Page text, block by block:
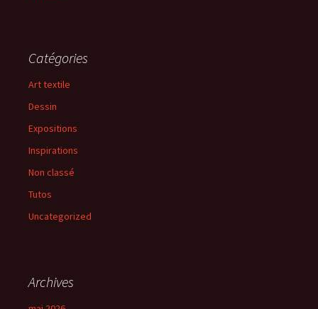
Catégories
Art textile
Dessin
Expositions
Inspirations
Non classé
Tutos
Uncategorized
Archives